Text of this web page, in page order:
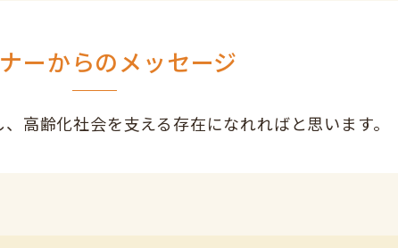
ーからのメッセージ
高齢化社会を支える存在になれればと思います。